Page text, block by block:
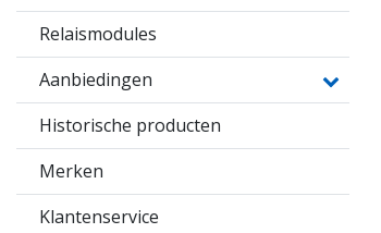
Relaismodules
Aanbiedingen
Historische producten
Merken
Klantenservice